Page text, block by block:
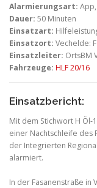
Alarmierungsart:
Dauer: 50 Minuten
Einsatzart:
Einsatzort: Vechelde:
Einsatzleiter: OrtsBM
Fahrzeuge: HLF 20/16
Einsatzbericht:
Mit dem Stichwort H
einer Nachtschleife des
der Integrierten
alarmiert.
In der Fasanenstraße in